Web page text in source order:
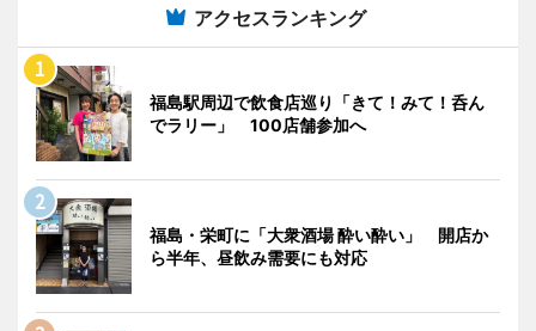
アクセスランキング
福島駅周辺で飲食店巡り「きて！みて！呑ん
でラリー」 100店舗参加へ
福島・栄町に「大衆酒場 酔い酔い」 開店か
ら半年、昼飲み需要にも対応